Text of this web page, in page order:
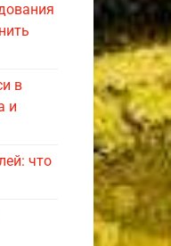
в
и
что